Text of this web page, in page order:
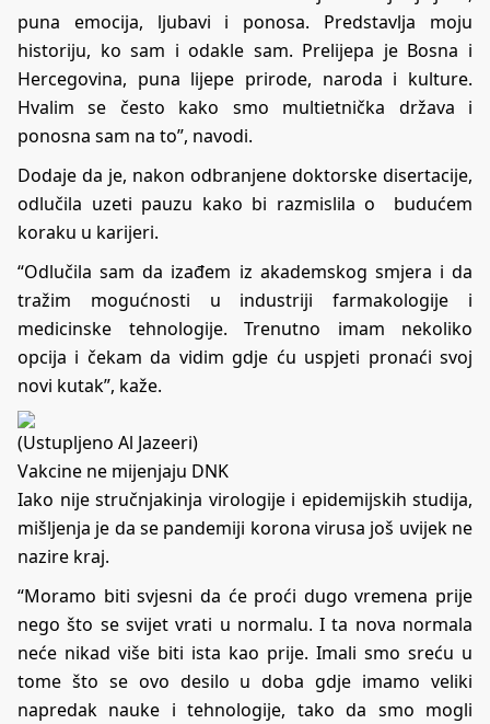
puna emocija, ljubavi i ponosa. Predstavlja moju
historiju, ko sam i odakle sam. Prelijepa je Bosna i
Hercegovina, puna lijepe prirode, naroda i kulture.
Hvalim se često kako smo multietnička država i
ponosna sam na to”, navodi.
Dodaje da je, nakon odbranjene doktorske disertacije,
odlučila uzeti pauzu kako bi razmislila o budućem
koraku u karijeri.
“Odlučila sam da izađem iz akademskog smjera i da
tražim mogućnosti u industriji farmakologije i
medicinske tehnologije. Trenutno imam nekoliko
opcija i čekam da vidim gdje ću uspjeti pronaći svoj
novi kutak”, kaže.
(Ustupljeno Al Jazeeri)
Vakcine ne mijenjaju DNK
Iako nije stručnjakinja virologije i epidemijskih studija,
mišljenja je da se pandemiji korona virusa još uvijek ne
nazire kraj.
“Moramo biti svjesni da će proći dugo vremena prije
nego što se svijet vrati u normalu. I ta nova normala
neće nikad više biti ista kao prije. Imali smo sreću u
tome što se ovo desilo u doba gdje imamo veliki
napredak nauke i tehnologije, tako da smo mogli